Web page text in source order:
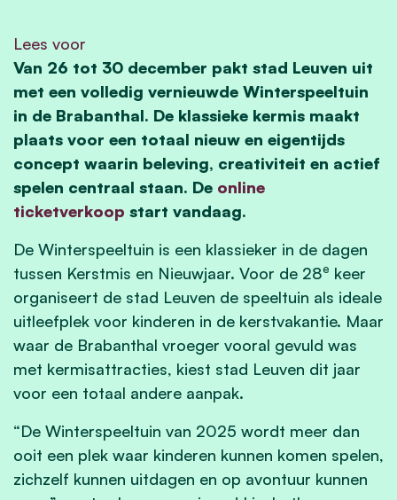
Lees voor
Van 26 tot 30 december pakt stad Leuven uit
met een volledig vernieuwde Winterspeeltuin
in de Brabanthal. De klassieke kermis maakt
plaats voor een totaal nieuw en eigentijds
concept waarin beleving, creativiteit en actief
spelen centraal staan. De online
ticketverkoop start vandaag.
De Winterspeeltuin is een klassieker in de dagen
tussen Kerstmis en Nieuwjaar. Voor de 28e keer
organiseert de stad Leuven de speeltuin als ideale
uitleefplek voor kinderen in de kerstvakantie. Maar
waar de Brabanthal vroeger vooral gevuld was
met kermisattracties, kiest stad Leuven dit jaar
voor een totaal andere aanpak.
“De Winterspeeltuin van 2025 wordt meer dan
ooit een plek waar kinderen kunnen komen spelen,
zichzelf kunnen uitdagen en op avontuur kunnen